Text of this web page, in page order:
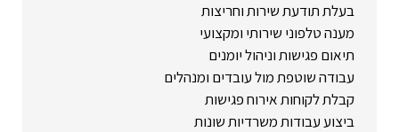
בעלת תודעת שירות וחריצות
מענה טלפוני שירותי ומקצועי
תיאום פגישות וניהול יומנים
עבודה שוטפת מול עובדים ומנהלים
קבלת לקוחות אירוח פגישות
ביצוע עבודות משרדיות שונות